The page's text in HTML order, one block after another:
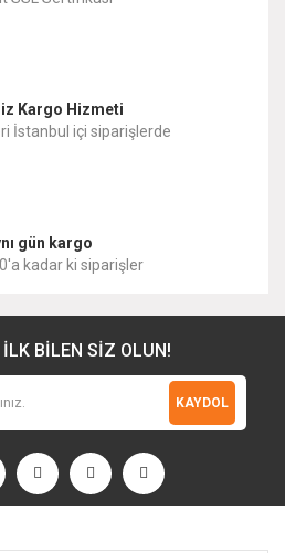
Kargo Hizmeti
İstanbul içi siparişlerde
gün kargo
kadar ki siparişler
İLK BİLEN SİZ OLUN!
KAYDOL